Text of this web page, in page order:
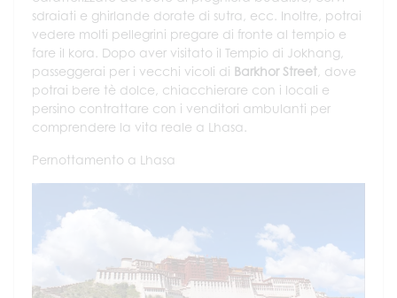
sdraiati e ghirlande dorate di sutra, ecc. Inoltre, potrai
vedere molti pellegrini pregare di fronte al tempio e
fare il kora. Dopo aver visitato il Tempio di Jokhang,
passeggerai per i vecchi vicoli di Barkhor Street, dove
potrai bere tè dolce, chiacchierare con i locali e
persino contrattare con i venditori ambulanti per
comprendere la vita reale a Lhasa.
Pernottamento a Lhasa